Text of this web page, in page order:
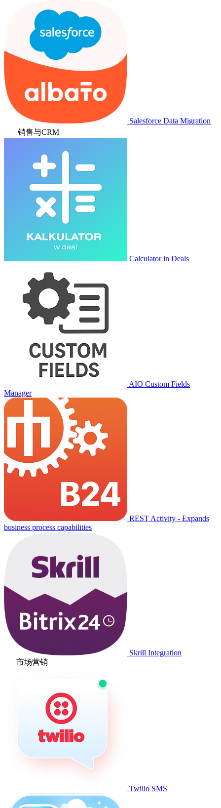
Salesforce Data Migration
销售与CRM
Calculator in Deals
AIO Custom Fields
Manager
REST Activity - Expands
business process capabilities
Skrill Integration
市场营销
Twilio SMS